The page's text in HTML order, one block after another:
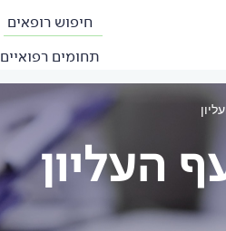
חיפוש רופאים
תחומים רפואיים
העליון